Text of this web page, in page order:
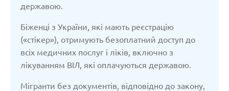
державою.
Біженці з України, які мають реєстрацію
(«стікер»), отримують безоплатний доступ до
всіх медичних послуг і ліків, включно з
лікуванням ВІЛ, які оплачуються державою.
Мігранти без документів, відповідно до закону,
Швеція